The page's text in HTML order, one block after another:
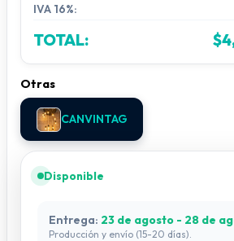
IVA 16%:
TOTAL:
Otras
CANVINTAG
Disponible
Entrega: 23 de agosto - 28 de
Producción y envío (15-20 días).